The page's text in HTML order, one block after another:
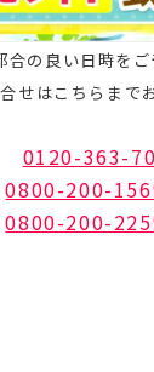
合の良い日時を
せはこちらまで
0120-363-
0800-200-
0800-200-